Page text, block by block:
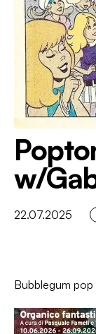
w/
22.07.2025
Bubblegum pop